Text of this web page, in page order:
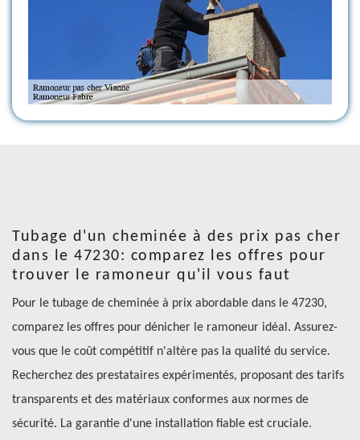
Tubage d'un cheminée à des prix pas cher
dans le 47230: comparez les offres pour
trouver le ramoneur qu'il vous faut
Pour le tubage de cheminée à prix abordable dans le 47230,
comparez les offres pour dénicher le ramoneur idéal. Assurez-
vous que le coût compétitif n'altère pas la qualité du service.
Recherchez des prestataires expérimentés, proposant des tarifs
transparents et des matériaux conformes aux normes de
sécurité. La garantie d'une installation fiable est cruciale.